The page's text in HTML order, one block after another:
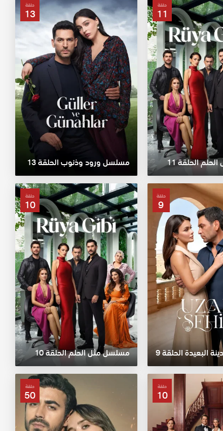
حلقة
11
الحلقة 11
حلقة
13
مسلسل ورود وذنوب الحلقة 13
حلقة
9
البعيدة الحلقة 9
حلقة
10
مسلسل مثل الحلم الحلقة 10
حلقة
10
حلقة
50